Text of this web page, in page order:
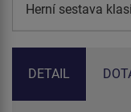
Herní sestava
DETAIL